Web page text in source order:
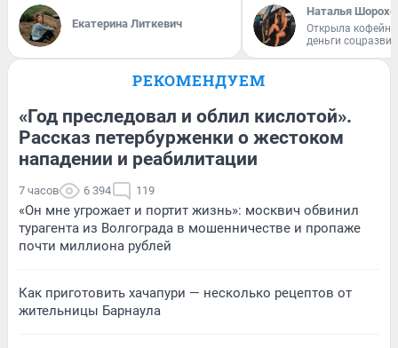
Екатерина Литкевич
Наталья
Открыла
деньги
РЕКОМЕНДУЕМ
«Год преследовал и облил кислотой».
Рассказ петербурженки о жестоком
нападении и реабилитации
7 часов 6 394 119
«Он мне угрожает и портит жизнь»: москвич обвинил
турагента из Волгограда в мошенничестве и пропаже
почти миллиона рублей
Как приготовить хачапури — несколько рецептов от
жительницы Барнаула